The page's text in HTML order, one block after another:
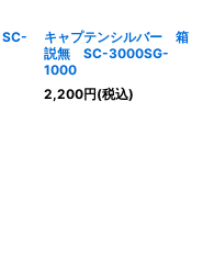
キャプテンシルバー 箱
説無 SC-3000SG-
1000
2,200円(税込)